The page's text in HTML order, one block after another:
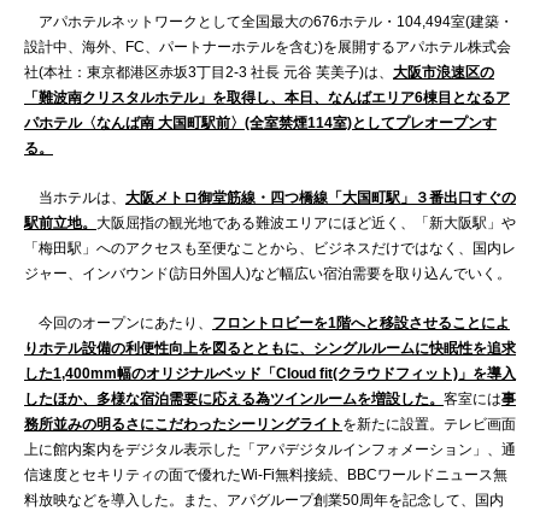
アパホテルネットワークとして全国最大の676ホテル・104,494室(建築・
設計中、海外、FC、パートナーホテルを含む)を展開するアパホテル株式会
社(本社：東京都港区赤坂3丁目2‐3 社長 元谷 芙美子)は、 大阪市浪速区の
「難波南クリスタルホテル」を取得し、本日、なんばエリア6棟目となるア
パホテル〈なんば南 大国町駅前〉(全室禁煙114室)としてプレオープンす
る。
当ホテルは、 大阪メトロ御堂筋線・四つ橋線「大国町駅」３番出口すぐの
駅前立地。 大阪屈指の観光地である難波エリアにほど近く、「新大阪駅」や
「梅田駅」へのアクセスも至便なことから、ビジネスだけではなく、国内レ
ジャー、インバウンド(訪日外国人)など幅広い宿泊需要を取り込んでいく。
今回のオープンにあたり、 フロントロビーを1階へと移設させることによ
りホテル設備の利便性向上を図るとともに、シングルルームに快眠性を追求
した1,400mm幅のオリジナルベッド「Cloud fit(クラウドフィット)」を導入
したほか、多様な宿泊需要に応える為ツインルームを増設した。 客室には事
務所並みの明るさにこだわったシーリングライト を新たに設置。テレビ画面
上に館内案内をデジタル表示した「アパデジタルインフォメーション」、通
信速度とセキリティの面で優れたWi-Fi無料接続、BBCワールドニュース無
料放映などを導入した。また、アパグループ創業50周年を記念して、国内